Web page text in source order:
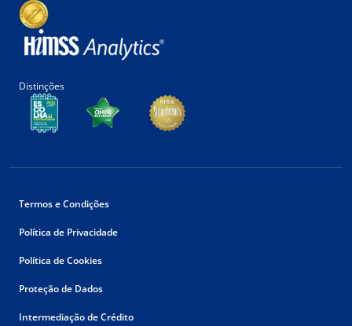
Distinções
Termos e Condições
Política de Privacidade
Política de Cookies
Proteção de Dados
Intermediação de Crédito